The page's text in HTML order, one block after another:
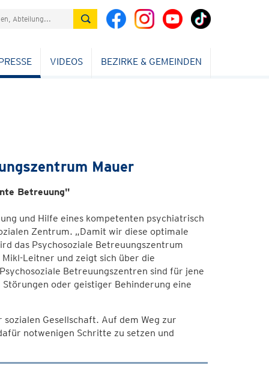
VIDEOS BEZIRKE & GEMEINDEN
Mauer
Betreuung"
und Hilfe eines kompetenten psychiatrisch
Zentrum. „Damit wir diese optimale
das Psychosoziale Betreuungszentrum
Leitner und zeigt sich über die
Betreuungszentren sind für jene
oder geistiger Behinderung eine
Gesellschaft. Auf dem Weg zur
notwenigen Schritte zu setzen und